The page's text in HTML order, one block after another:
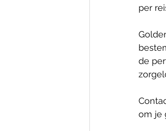
per
de
om je